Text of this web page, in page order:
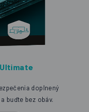
Ultimate
doplnený
buďte bez obáv.